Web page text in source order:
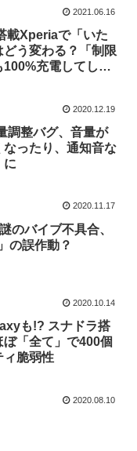
2021.06.16
載Xperiaで「いた
う変わる？「制限
充電してしま
2020.12.19
調整バグ、音量が
なったり、通知音な
に
2020.11.17
のバイブ不具合、
の誤作動？
2020.10.14
も!? スナドラ搭
「全て」で400個
ィ脆弱性
2020.08.10